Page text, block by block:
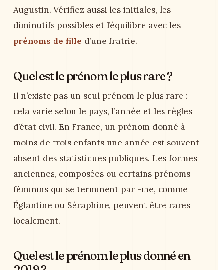
Augustin. Vérifiez aussi les initiales, les
diminutifs possibles et l’équilibre avec les
prénoms de fille d’une fratrie.
Quel est le prénom le plus rare ?
Il n’existe pas un seul prénom le plus rare :
cela varie selon le pays, l’année et les règles
d’état civil. En France, un prénom donné à
moins de trois enfants une année est souvent
absent des statistiques publiques. Les formes
anciennes, composées ou certains prénoms
féminins qui se terminent par -ine, comme
Églantine ou Séraphine, peuvent être rares
localement.
Quel est le prénom le plus donné en